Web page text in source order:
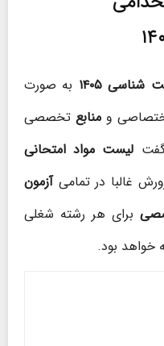
۱۴۰۵
به صورت
ومنابع تخصصی
لیست مواد امتحانی
غالبا در تمامیآزمون
برای هر رشته شغلی
بود.